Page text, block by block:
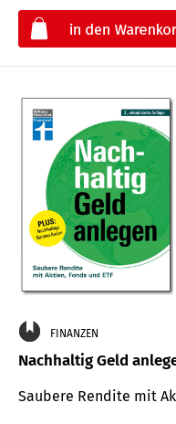
FINANZEN
Nachhaltig Geld
Saubere Rendite mit